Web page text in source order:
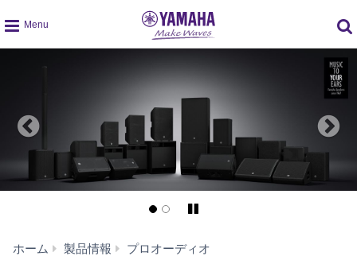
global
navigation
Pause/Play
ホーム 製品情報 プロオーディオ